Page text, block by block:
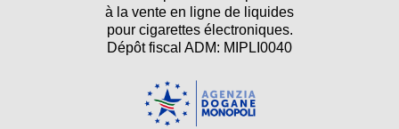
à la vente en ligne de liquides
pour cigarettes électroniques.
Dépôt fiscal ADM: MIPLI0040